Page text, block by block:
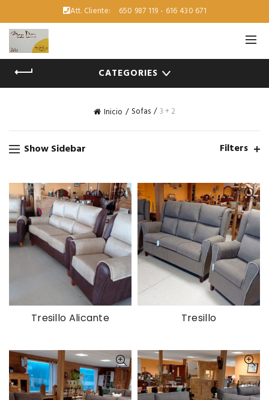
Att. Cliente: 650 987 119 - 616 430 671
CATEGORIES
Inicio Sofas 3 + 2
Show Sidebar Filters
Tresillo Alicante Tresillo